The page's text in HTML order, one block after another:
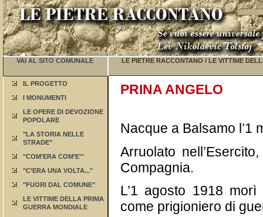
VAI AL SITO COMUNALE
IL PROGETTO
I MONUMENTI
LE OPERE DI DEVOZIONE
POPOLARE
"LA STORIA NELLE
STRADE"
"COM’ERA COM’E’"
"C’ERA UNA VOLTA..."
"FUORI DAL COMUNE"
LE VITTIME DELLA PRIMA
GUERRA MONDIALE
LE PIETRE RACCONTANO /LE VITTIME
PRINA ANGELO
Nacque a Balsamo l’1
Arruolato
Compagnia.
L’1 agosto 1918
come prigioniero di